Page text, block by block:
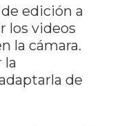
edición a
los videos
la cámara.
la
de